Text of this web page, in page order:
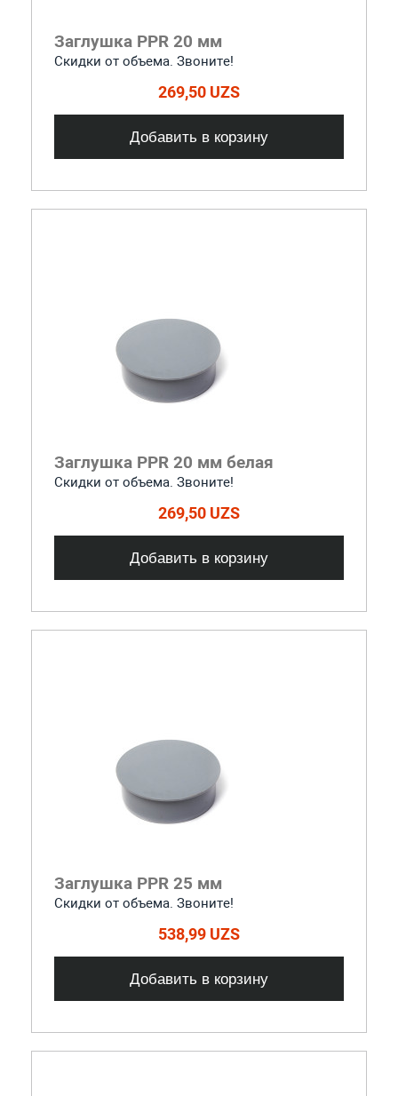
Заглушка PPR 20 мм
Скидки от объема. Звоните!
269,50 UZS
Добавить в корзину
Заглушка PPR 20 мм белая
Скидки от объема. Звоните!
269,50 UZS
Добавить в корзину
Заглушка PPR 25 мм
Скидки от объема. Звоните!
538,99 UZS
Добавить в корзину